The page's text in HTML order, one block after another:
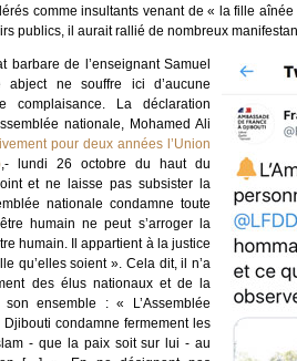
comme insultants venant de « la fille
publics, il aurait rallié de nombreux
barbare de l’enseignant Samuel
ne souffre ici d’aucune
La déclaration
nationale, Mohamed Ali
pour deux années l’Union
,- lundi 26 octobre du haut du
et ne laisse pas subsister la
nationale condamne toute
humain ne peut s’arroger la
humain. Il appartient à la justice
qu’elles soient ». Cela dit, il n’a
des élus nationaux et de la
ensemble : « L’Assemblée
condamne fermement les
- que la paix soit sur lui - au